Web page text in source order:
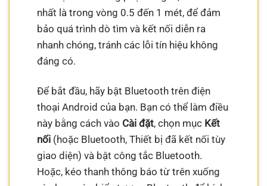
nhất là trong vòng 0.5 đến 1 mét, để đảm
bảo quá trình dò tìm và kết nối diễn ra
nhanh chóng, tránh các lỗi tín hiệu không
đáng có.
Để bắt đầu, hãy bật Bluetooth trên điện
thoại Android của bạn. Bạn có thể làm điều
này bằng cách vào Cài đặt, chọn mục Kết
nối (hoặc Bluetooth, Thiết bị đã kết nối tùy
giao diện) và bật công tắc Bluetooth.
Hoặc, kéo thanh thông báo từ trên xuống